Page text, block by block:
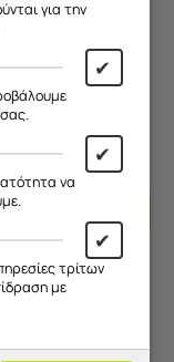
Καλάθι
Quotes - Από
Black TPU
για την
✔
✔
να
✔
τρίτων
με